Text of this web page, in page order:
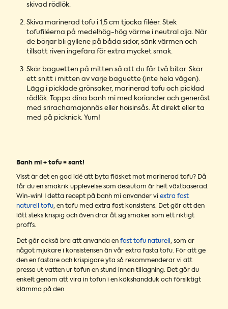
skivad rödlök.
Skiva marinerad tofu i 1,5 cm tjocka filéer. Stek
tofufiléerna på medelhög-hög värme i neutral olja. När
de börjar bli gyllene på båda sidor, sänk värmen och
tillsätt riven ingefära för extra mycket smak.
Skär baguetten på mitten så att du får två bitar. Skär
ett snitt i mitten av varje baguette (inte hela vägen).
Lägg i picklade grönsaker, marinerad tofu och picklad
rödlök. Toppa dina banh mi med koriander och generöst
med srirachamajonnäs eller hoisinsås. Ät direkt eller ta
med på picknick. Yum!
Banh mi + tofu = sant!
Visst är det en god idé att byta fläsket mot marinerad tofu? Då
får du en smakrik upplevelse som dessutom är helt växtbaserad.
Win-win! I detta recept på banh mi använder vi extra fast
naturell tofu, en tofu med extra fast konsistens. Det gör att den
lätt steks krispig och även drar åt sig smaker som ett riktigt
proffs.
Det går också bra att använda en fast tofu naturell , som är
något mjukare i konsistensen än vår extra fasta tofu. För att ge
den en fastare och krispigare yta så rekommenderar vi att
pressa ut vatten ur tofun en stund innan tillagning. Det gör du
enkelt genom att vira in tofun i en kökshandduk och försiktigt
klämma på den.